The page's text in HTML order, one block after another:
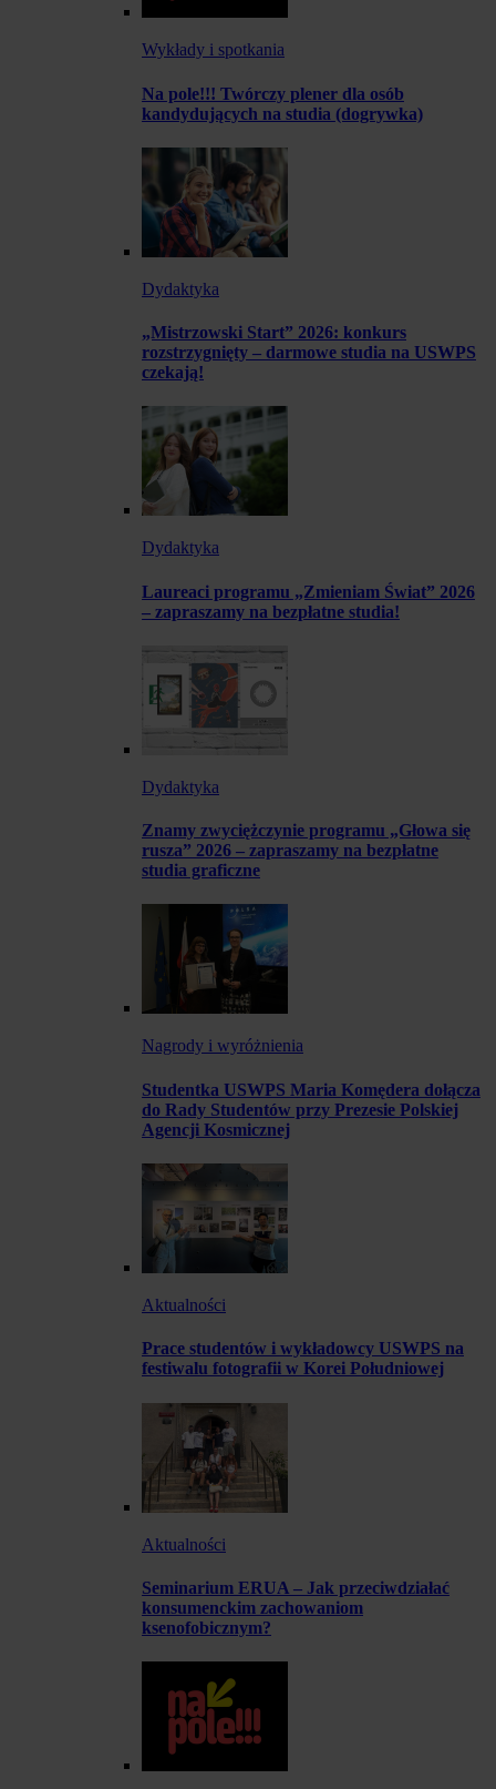
Wykłady i spotkania
Na pole!!! Twórczy plener dla osób
kandydujących na studia (dogrywka)
Dydaktyka
„Mistrzowski Start” 2026: konkurs
rozstrzygnięty – darmowe studia na USWPS
czekają!
Dydaktyka
Laureaci programu „Zmieniam Świat” 2026
– zapraszamy na bezpłatne studia!
Dydaktyka
Znamy zwyciężczynie programu „Głowa się
rusza” 2026 – zapraszamy na bezpłatne
studia graficzne
Nagrody i wyróżnienia
Studentka USWPS Maria Komędera dołącza
do Rady Studentów przy Prezesie Polskiej
Agencji Kosmicznej
Aktualności
Prace studentów i wykładowcy USWPS na
festiwalu fotografii w Korei Południowej
Aktualności
Seminarium ERUA – Jak przeciwdziałać
konsumenckim zachowaniom
ksenofobicznym?